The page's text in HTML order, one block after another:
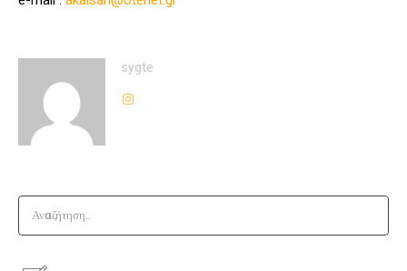
sygte
Αναζήτηση..